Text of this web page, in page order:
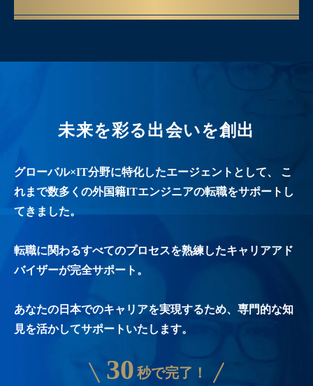
未来を彩る出会いを創出
グローバル×IT分野に特化したエージェントとして、
こ
れまで数多くの外国籍ITエンジニアの転職をサポートし
てきました。
転職に関わるすべてのプロセスを熟練したキャリアアド
バイザーが完全サポート。
あなたの日本でのキャリアを実現するため、専門的な知
見を活かしてサポートいたします。
30 秒で完了！